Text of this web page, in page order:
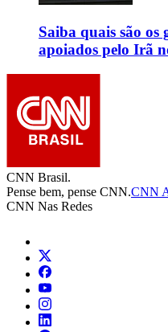
Saiba quais são os
apoiados pelo Irã
CNN Brasil.
Pense bem, pense CNN.CNN
CNN Nas Redes